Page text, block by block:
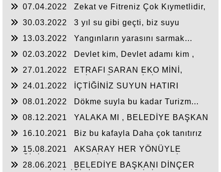
07.04.2022
Zekat ve Fitreniz Çok Kıymetlidir,
30.03.2022
3 yıl su gibi geçti, biz suyu
13.03.2022
Yangınların yarasını sarmak…
02.03.2022
Devlet kim, Devlet adamı kim ,
27.01.2022
ETRAFI SARAN EKO MİNİ,
24.01.2022
İÇTİĞİNİZ SUYUN HATIRI
08.01.2022
Dökme suyla bu kadar Turizm...
08.12.2021
YALAKA MI , BELEDİYE BAŞKAN
16.10.2021
Biz bu kafayla Daha çok tanıtırız
15.08.2021
AKSARAY HER YÖNÜYLE
ENGELLİLER İÇİN UMUT OLACAK.!
28.06.2021
BELEDİYE BAŞKANI DİNÇER